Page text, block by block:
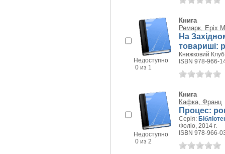
Недоступно
0 из 1
Книга
Ремарк, Еріх
На
товариші:
Книжковий
ISBN 978-966-
Недоступно
0 из 2
Книга
Кафка, Франц
Процес:
Серія:
Фоліо, 2014 г.
ISBN 978-966-